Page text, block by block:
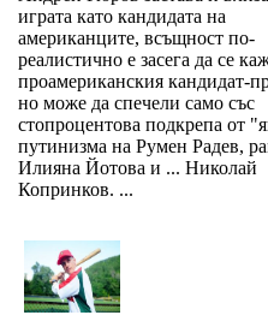
играта като кандидата на
американците, всъщност по-
реалистично е засега да се
проамериканския кандидат-
но може да спечели само със
стопроцентова подкрепа от
путинизма на Румен Радев,
Илияна Йотова и ... Николай
Копринков. ...